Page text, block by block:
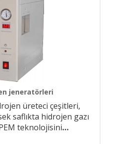
jeneratörleri
üreteci çeşitleri,
saflıkta hidrojen gazı
teknolojisini…